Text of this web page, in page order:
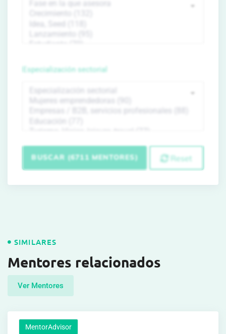
Especialización sectorial
BUSCAR (6711 MENTORES) Reset
SIMILARES
Mentores relacionados
Ver Mentores
MentorAdvisor